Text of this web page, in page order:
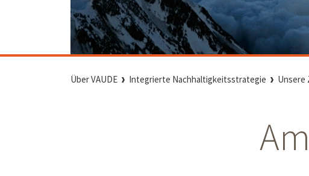
Über VAUDE Integrierte Nachhaltigkeitsstrategie Unsere